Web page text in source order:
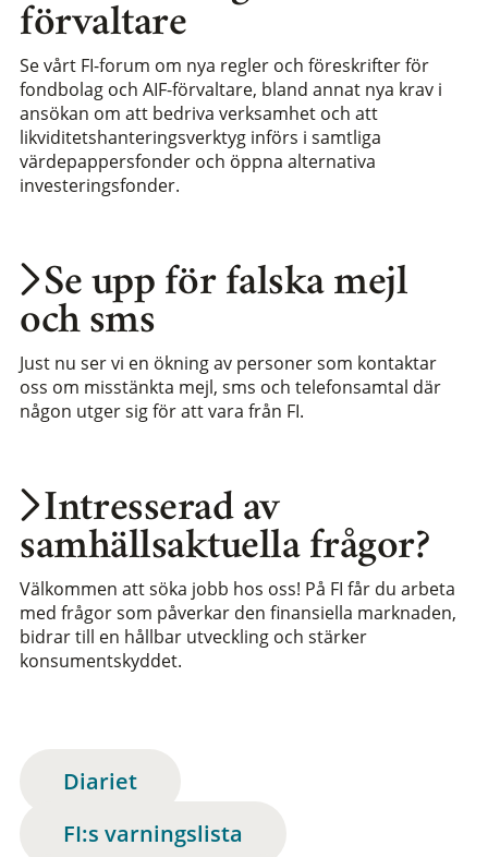
Intresserad av
samhällsaktuella frågor?
Välkommen att söka jobb hos oss! På FI får du arbeta
med frågor som påverkar den finansiella marknaden,
bidrar till en hållbar utveckling och stärker
konsumentskyddet.
Se upp för falska mejl
och sms
Just nu ser vi en ökning av personer som kontaktar
oss om misstänkta mejl, sms och telefonsamtal där
någon utger sig för att vara från FI.
förvaltare
Se vårt FI-forum om nya regler och föreskrifter för
fondbolag och AIF-förvaltare, bland annat nya krav i
ansökan om att bedriva verksamhet och att
likviditetshanteringsverktyg införs i samtliga
värdepappersfonder och öppna alternativa
investeringsfonder.
Diariet
FI:s varningslista